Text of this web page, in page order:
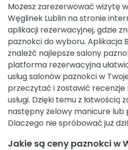
Możesz zarezerwować wizytę
Węglinek Lublin na stronie
aplikacji rezerwacyjnej, gdzie
paznokci do wyboru. Aplikacja
znaleźć najlepsze salony
platforma rezerwacyjna
usług salonów paznokci w
przeczytać i zostawić
usługi. Dzięki temu z łatwością
następny żelowy manicure lub
Dlaczego nie spróbować już
Jakie są ceny paznokci w